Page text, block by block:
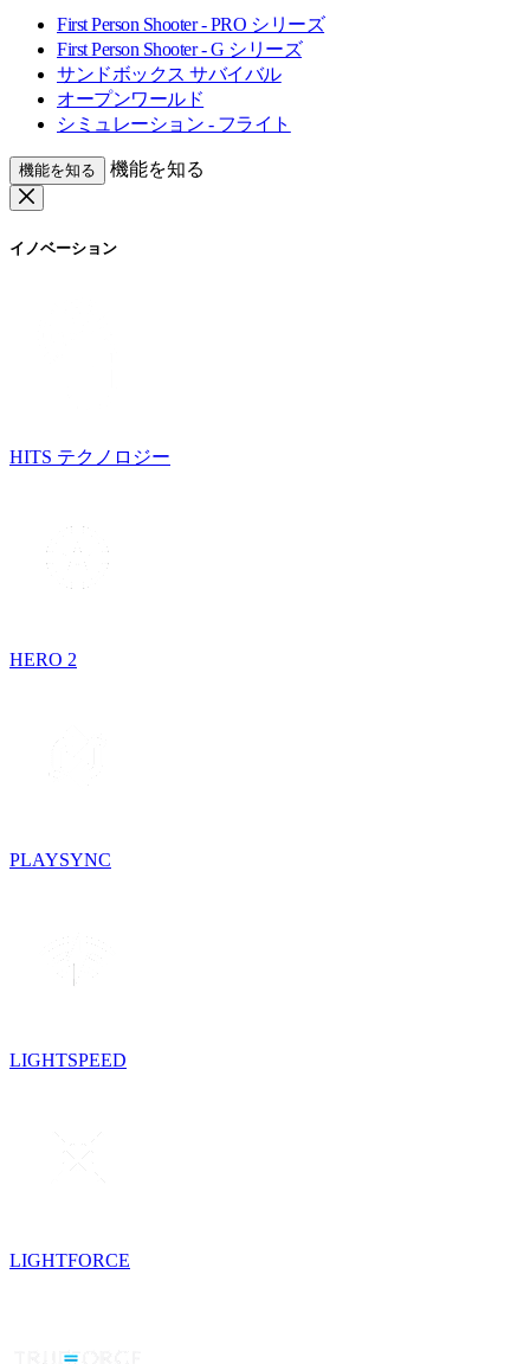
First Person Shooter - PRO シリーズ
First Person Shooter - G シリーズ
サンドボックス サバイバル
オープンワールド
シミュレーション - フライト
機能を知る 機能を知る
イノベーション
HITS テクノロジー
HERO 2
PLAYSYNC
LIGHTSPEED
LIGHTFORCE